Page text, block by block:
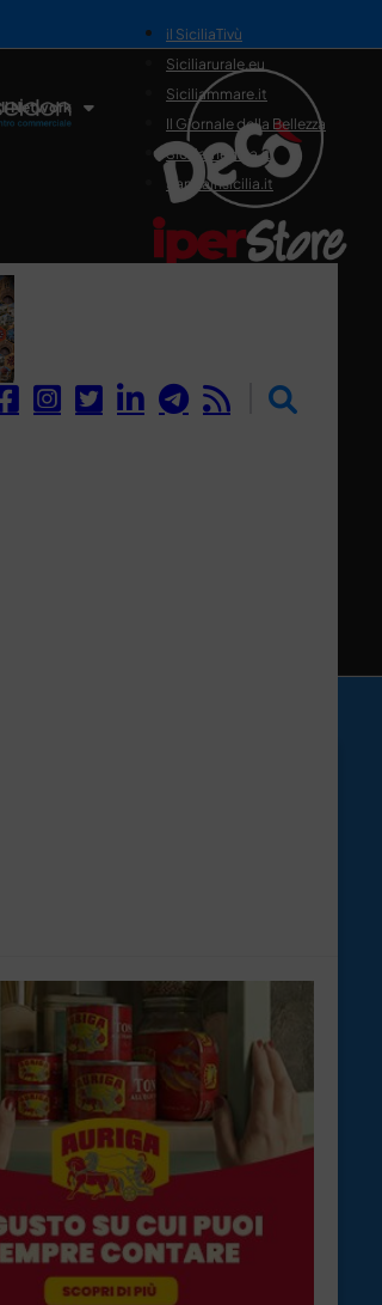
Il Network
il SiciliaTivù
Siciliarurale.eu
Siciliammare.it
Il Giornale della Bellezza
Siciliamedica.it
Sanitainsicilia.it